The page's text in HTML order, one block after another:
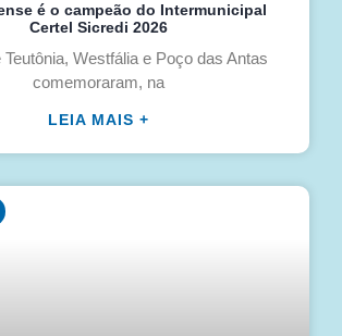
é o campeão do Intermunicipal
Certel Sicredi 2026
Westfália e Poço das Antas
comemoraram, na
LEIA MAIS +